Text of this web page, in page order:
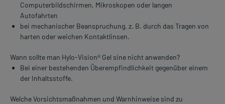
Computerbildschirmen, Mikroskopen oder langen
Autofahrten
bei mechanischer Beanspruchung, z. B. durch das Tragen von
harten oder weichen Kontaktlinsen.
Wann sollte man Hylo-Vision® Gel sine nicht anwenden?
Bei einer bestehenden Überempfindlichkeit gegenüber einem
der Inhaltsstoffe.
Welche Vorsichtsmaßnahmen und Warnhinweise sind zu